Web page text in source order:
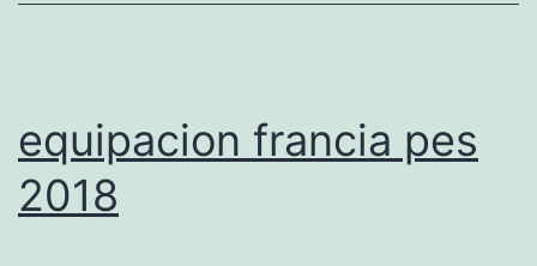
equipacion francia pes
2018